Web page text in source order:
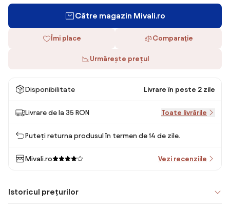
Către magazin Mivali.ro
Îmi place Comparaţie
Urmărește prețul
Disponibilitate Livrare în peste 2 zile
Livrare de la 35 RON Toate livrările
Puteți returna produsul în termen de 14 de zile.
Mivali.ro Vezi recenziile
Istoricul prețurilor